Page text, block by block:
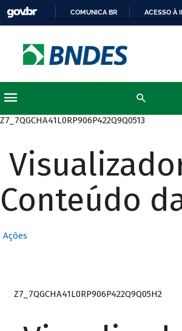
COMUNICA BR ACESSO À
Z7_7QGCHA41L0RP906P422Q9Q0513
Conteúdo
Ações
Z7_7QGCHA41L0RP906P422Q9Q05H2